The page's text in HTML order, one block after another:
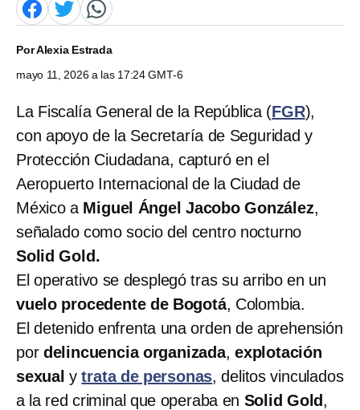
PorAlexia Estrada
mayo 11, 2026 a las 17:24 GMT-6
La Fiscalía General de la República (FGR),
con apoyo de la Secretaría de Seguridad y
Protección Ciudadana, capturó en el
Aeropuerto Internacional de la Ciudad de
México a Miguel Ángel Jacobo González,
señalado como socio del centro nocturno
Solid Gold.
El operativo se desplegó tras su arribo en un
vuelo procedente de Bogotá, Colombia.
El detenido enfrenta una orden de aprehensión
por delincuencia organizada,explotación
sexual ytrata de personas, delitos vinculados
a la red criminal que operaba en Solid Gold ,